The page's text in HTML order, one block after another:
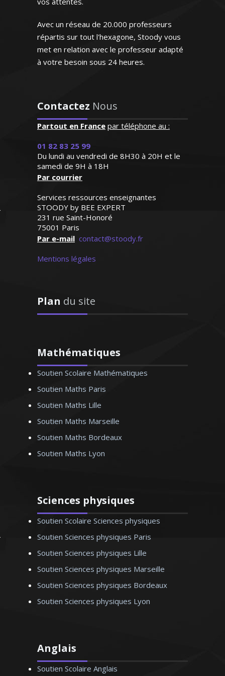
première S)
l'espagnol
de sa langue
doué pour
ses cours.
un modèle"
H.E (Marseille,
au supérieur)
Hélène – Professeur de
– Bordeaux
transmission des
je m'attache à
de lui faire aimer la
la littérature française
Marie - Professeur
- Nantes
en tant que
et jusqu'aux classes
j’assure des cours de
de chaque élève
Avec un réseau de 20.000 professeurs
répartis sur tout l'hexagone, Stoody vous
met en relation avec le professeur adapté
à votre besoin sous 24 heures.
Contactez Nous
Partout en France par téléphone au :
01 82 83 25 99
Du lundi au vendredi de 8H30 à 20H et le
samedi de 9H à 18H
Par courrier
Services ressources enseignantes
STOODY by BEE EXPERT
231 rue Saint-Honoré
75001 Paris
Par e-mail contact@stoody.fr
Mentions légales
Plan du site
Mathématiques
Soutien Scolaire Mathématiques
Soutien Maths Paris
Soutien Maths Lille
Soutien Maths Marseille
Soutien Maths Bordeaux
Soutien Maths Lyon
Sciences physiques
Soutien Scolaire Sciences physiques
Soutien Sciences physiques Paris
Soutien Sciences physiques Lille
Soutien Sciences physiques Marseille
Soutien Sciences physiques Bordeaux
Soutien Sciences physiques Lyon
Anglais
Soutien Scolaire Anglais